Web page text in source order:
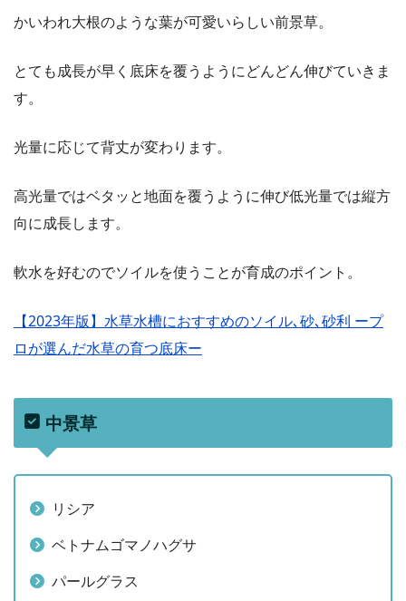
かいわれ大根のような葉が可愛いらしい前景草。
とても成長が早く底床を覆うようにどんどん伸びていきま
す。
光量に応じて背丈が変わります。
高光量ではベタッと地面を覆うように伸び低光量では縦方
向に成長します。
軟水を好むのでソイルを使うことが育成のポイント。
【2023年版】水草水槽におすすめのソイル､砂､砂利 ープ
ロが選んだ水草の育つ底床ー
中景草
リシア
ベトナムゴマノハグサ
パールグラス